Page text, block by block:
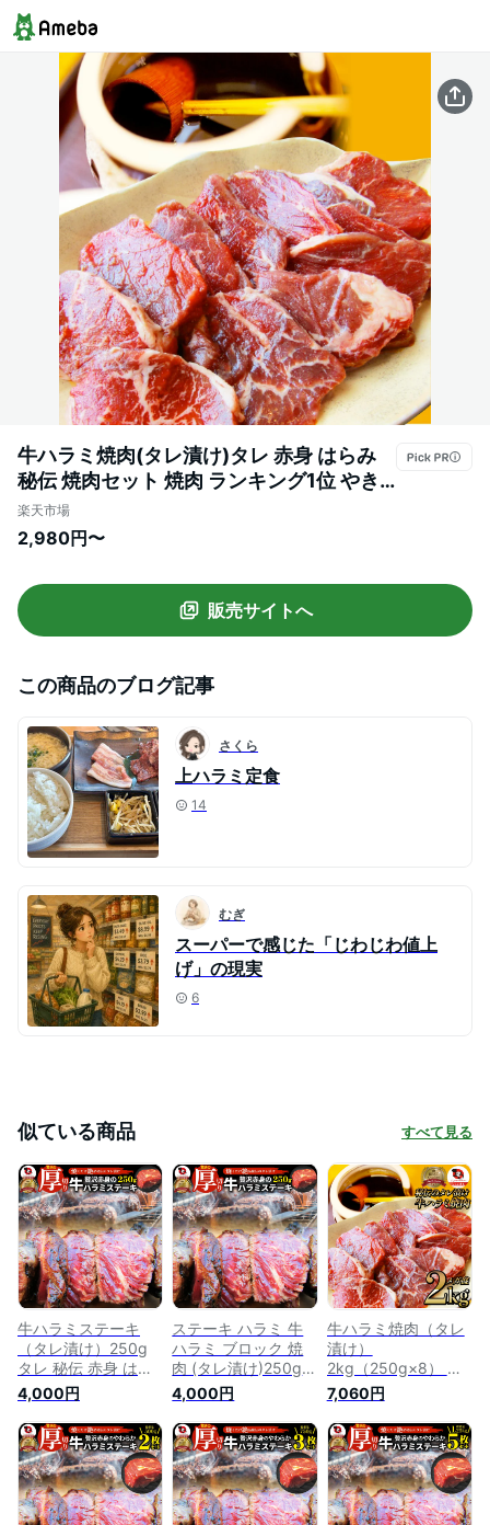
牛ハラミ焼肉(タレ漬け)タレ 赤身 はらみ
秘伝 焼肉セット 焼肉 ランキング1位 やき
にく ハラミ アウトドア お家焼肉 レジャー
送料無料 バーベキュー 肉 食材 セット キャ
楽天市場
2,980円〜
販売サイトへ
この商品のブログ記事
さくら
上ハラミ定食
14
むぎ
スーパーで感じた「じわじわ値上
げ」の現実
6
似ている商品 すべて見る
牛ハラミステーキ
（タレ漬け）250g
タレ 秘伝 赤身 はら
み 焼肉セット 焼肉
やきにく ハラミ ア
ウトドア お家焼肉
レジャー BBQ バー
ベキュー 肉 食材 セ
ット
4,000円
ステーキ ハラミ 牛
ハラミ ブロック 焼
肉 (タレ漬け)250g
タレ 秘伝 焼肉セッ
ト 焼肉 ランキング1
位 やきにく ハラミ
赤身 はらみ 赤身肉
タンパク質 アウトド
ア お家焼肉 レジャ
ー 送料無料
4,000円
牛ハラミ焼肉（タレ
漬け）
2kg（250g×8） タ
レ 赤身 はらみ 秘伝
焼肉セット 焼肉 や
きにく ハラミ アウ
トドア お家焼肉 レ
ジャー 送料無料 バ
ーベキュー 肉 食材
セット
7,060円